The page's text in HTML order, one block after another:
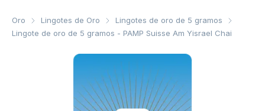
Oro Lingotes de Oro
Lingotes de oro de 5 gramos
Lingote de oro de 5 gramos - PAMP Suisse Am Yisrael Chai